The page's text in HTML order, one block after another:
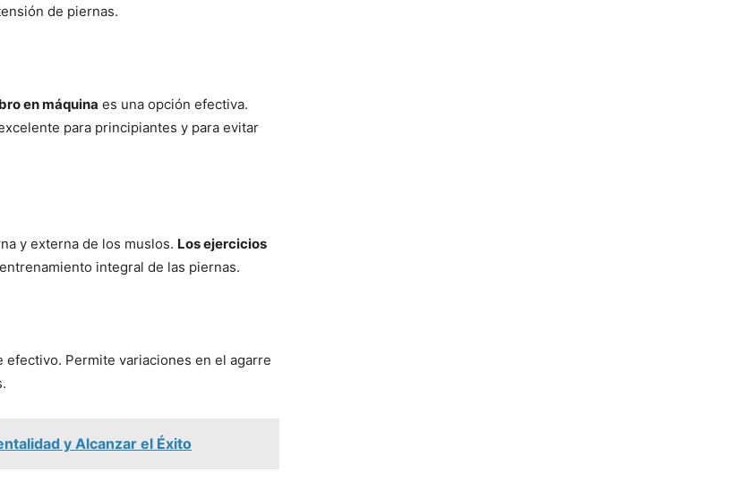
de piernas.
en máquina es una opción efectiva.
para principiantes y para evitar
y externa de los muslos. Los ejercicios
integral de las piernas.
efectivo. Permite variaciones en el agarre
y Alcanzar el Éxito